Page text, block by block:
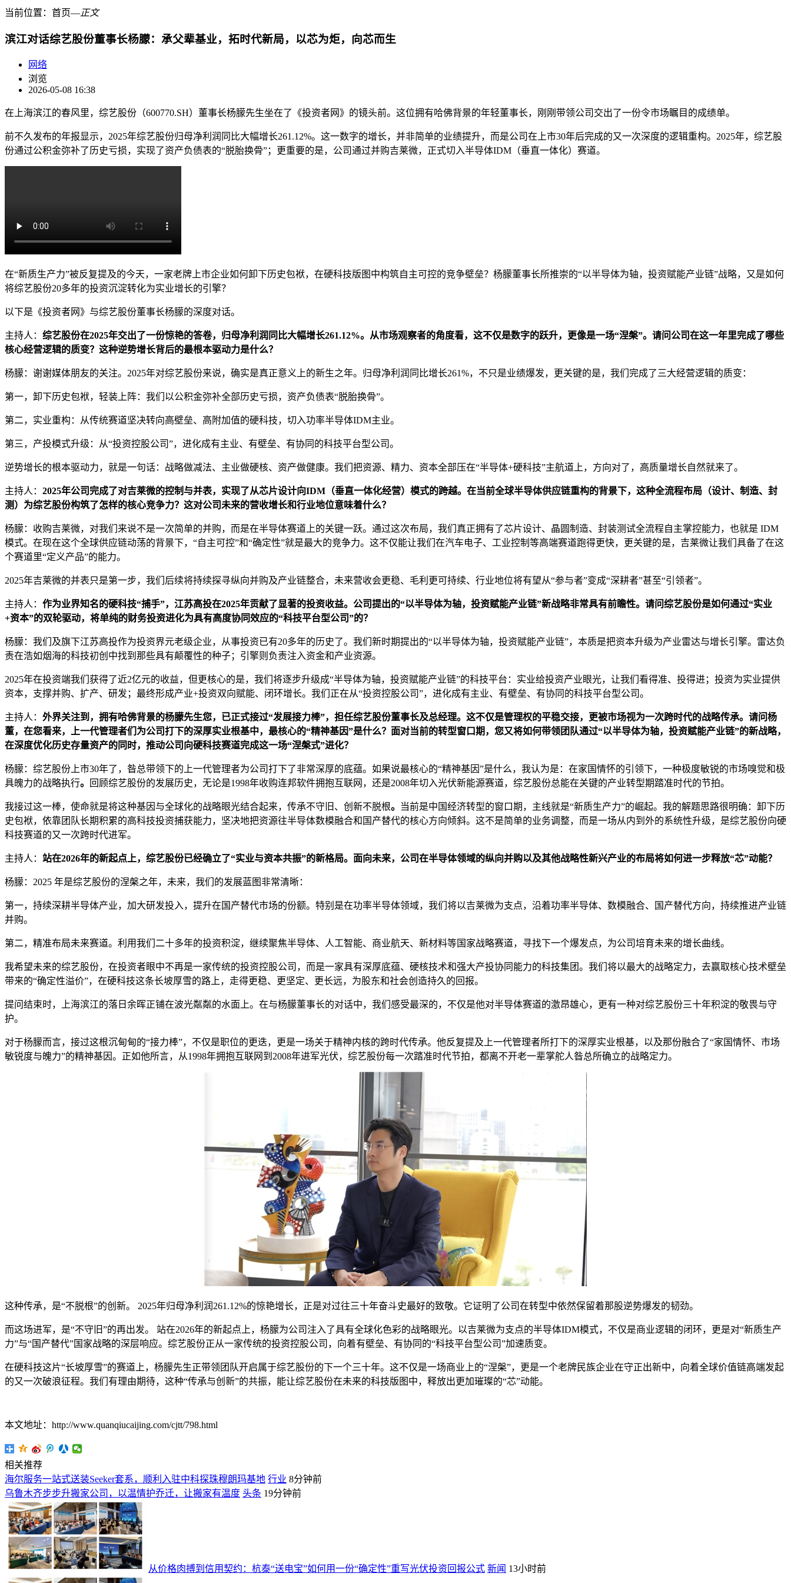
当前位置： 首页―正文
滨江对话综艺股份董事长杨朦：承父辈基业，拓时代新局，以芯为炬，向芯而生
网络
浏览
2026-05-08 16:38
在上海滨江的春风里，综艺股份（600770.SH）董事长杨朦先生坐在了《投资者网》的镜头前。这位拥有哈佛背景的年轻董事长，刚刚带领公司交出了一份令市场瞩目的成绩单。
前不久发布的年报显示，2025年综艺股份归母净利润同比大幅增长261.12%。这一数字的增长，并非简单的业绩提升，而是公司在上市30年后完成的又一次深度的逻辑重构。2025年，综艺股
份通过公积金弥补了历史亏损，实现了资产负债表的“脱胎换骨”；更重要的是，公司通过并购吉莱微，正式切入半导体IDM（垂直一体化）赛道。
在“新质生产力”被反复提及的今天，一家老牌上市企业如何卸下历史包袱，在硬科技版图中构筑自主可控的竞争壁垒？杨朦董事长所推崇的“以半导体为轴，投资赋能产业链”战略，又是如何
将综艺股份20多年的投资沉淀转化为实业增长的引擎？
以下是《投资者网》与综艺股份董事长杨朦的深度对话。
主持人： 综艺股份在2025年交出了一份惊艳的答卷，归母净利润同比大幅增长261.12%。 从市场观察者的角度看，这不仅是数字的跃升，更像是一场“涅槃”。 请问公司在这一年里完成了哪些
核心经营逻辑的质变？这种逆势增长背后的最根本驱动力是什么？
杨朦：谢谢媒体朋友的关注。2025年对综艺股份来说，确实是真正意义上的新生之年。归母净利润同比增长261%，不只是业绩爆发，更关键的是，我们完成了三大经营逻辑的质变：
第一，卸下历史包袱，轻装上阵：我们以公积金弥补全部历史亏损，资产负债表“脱胎换骨”。
第二，实业重构：从传统赛道坚决转向高壁垒、高附加值的硬科技，切入功率半导体IDM主业。
第三，产投模式升级：从“投资控股公司”，进化成有主业、有壁垒、有协同的科技平台型公司。
逆势增长的根本驱动力，就是一句话：战略做减法、主业做硬核、资产做健康。我们把资源、精力、资本全部压在“半导体+硬科技”主航道上，方向对了，高质量增长自然就来了。
主持人： 2025年公司完成了对吉莱微的控制与并表，实现了从芯片设计向IDM（垂直一体化经营）模式的跨越。 在当前全球半导体供应链重构的背景下，这种全流程布局（设计、制造、封
测）为综艺股份构筑了怎样的核心竞争力？这对公司未来的营收增长和行业地位意味着什么？
杨朦：收购吉莱微，对我们来说不是一次简单的并购，而是在半导体赛道上的关键一跃。通过这次布局，我们真正拥有了芯片设计、晶圆制造、封装测试全流程自主掌控能力，也就是 IDM
模式。在现在这个全球供应链动荡的背景下，“自主可控”和“确定性”就是最大的竞争力。这不仅能让我们在汽车电子、工业控制等高端赛道跑得更快，更关键的是，吉莱微让我们具备了在这
个赛道里“定义产品”的能力。
2025年吉莱微的并表只是第一步，我们后续将持续探寻纵向并购及产业链整合，未来营收会更稳、毛利更可持续、行业地位将有望从“参与者”变成“深耕者”甚至“引领者”。
主持人： 作为业界知名的硬科技“捕手”，江苏高投在2025年贡献了显著的投资收益。 公司提出的“以半导体为轴，投资赋能产业链”新战略非常具有前瞻性。 请问综艺股份是如何通过“实业
+资本”的双轮驱动，将单纯的财务投资进化为具有高度协同效应的“科技平台型公司”的？
杨朦：我们及旗下江苏高投作为投资界元老级企业，从事投资已有20多年的历史了。我们新时期提出的“以半导体为轴，投资赋能产业链”，本质是把资本升级为产业雷达与增长引擎。雷达负
责在浩如烟海的科技初创中找到那些具有颠覆性的种子；引擎则负责注入资金和产业资源。
2025年在投资端我们获得了近2亿元的收益，但更核心的是，我们将逐步升级成“半导体为轴，投资赋能产业链”的科技平台：实业给投资产业眼光，让我们看得准、投得进；投资为实业提供
资本，支撑并购、扩产、研发；最终形成产业+投资双向赋能、闭环增长。我们正在从“投资控股公司”，进化成有主业、有壁垒、有协同的科技平台型公司。
主持人： 外界关注到，拥有哈佛背景的杨朦先生您，已正式接过“发展接力棒”，担任综艺股份董事长及总经理。这不仅是管理权的平稳交接，更被市场视为一次跨时代的战略传承。请问杨
董，在您看来，上一代管理者们为公司打下的深厚实业根基中，最核心的“精神基因”是什么？面对当前的转型窗口期，您又将如何带领团队通过“以半导体为轴，投资赋能产业链”的新战略，
在深度优化历史存量资产的同时，推动公司向硬科技赛道完成这一场“涅槃式”进化？
杨朦：综艺股份上市30年了，昝总带领下的上一代管理者为公司打下了非常深厚的底蕴。如果说最核心的“精神基因”是什么，我认为是：在家国情怀的引领下，一种极度敏锐的市场嗅觉和极
具魄力的战略执行。 回顾综艺股份的发展历史，无论是1998年收购连邦软件拥抱互联网，还是2008年切入光伏新能源赛道，综艺股份总能在关键的产业转型期踏准时代的节拍。
我接过这一棒，使命就是将这种基因与全球化的战略眼光结合起来，传承不守旧、创新不脱根。
当前是中国经济转型的窗口期，主线就是“新质生产力”的崛起。我的解题思路很明确：卸下历
史包袱，依靠团队长期积累的高科技投资捕获能力，坚决地把资源往半导体数模融合和国产替代的核心方向倾斜。这不是简单的业务调整，而是一场从内到外的系统性升级，是综艺股份向硬
科技赛道的又一次跨时代进军。
主持人： 站在2026年的新起点上，综艺股份已经确立了“实业与资本共振”的新格局。 面向未来，公司在半导体领域的纵向并购以及其他战略性新兴产业的布局将如何进一步释放“芯”动能？
杨朦：2025 年是综艺股份的涅槃之年，未来，我们的发展蓝图非常清晰：
第一，持续深耕半导体产业，加大研发投入，提升在国产替代市场的份额。特别是在功率半导体领域，我们将以吉莱微为支点，沿着功率半导体、数模融合、国产替代方向，持续推进产业链
并购。
第二，精准布局未来赛道。利用我们二十多年的投资积淀，继续聚焦半导体、人工智能、商业航天、新材料等国家战略赛道，寻找下一个爆发点，为公司培育未来的增长曲线。
我希望未来的综艺股份，在投资者眼中不再是一家传统的投资控股公司，而是一家具有深厚底蕴、硬核技术和强大产投协同能力的科技集团。我们将以最大的战略定力，去赢取核心技术壁垒
带来的“确定性溢价”，在硬科技这条长坡厚雪的路上，走得更稳、更坚定、更长远，为股东和社会创造持久的回报。
提问结束时，上海滨江的落日余晖正铺在波光粼粼的水面上。在与杨朦董事长的对话中，我们感受最深的，不仅是他对半导体赛道的激昂雄心，更有一种对综艺股份三十年积淀的敬畏与守
护。
对于杨朦而言，接过这根沉甸甸的“接力棒”，不仅是职位的更迭，更是一场关于精神内核的跨时代传承。他反复提及上一代管理者所打下的深厚实业根基，以及那份融合了“家国情怀、市场
敏锐度与魄力”的精神基因。正如他所言，从1998年拥抱互联网到2008年进军光伏，综艺股份每一次踏准时代节拍，都离不开老一辈掌舵人昝总所确立的战略定力。
这种传承，是“不脱根”的创新。 2025年归母净利润261.12%的惊艳增长，正是对过往三十年奋斗史最好的致敬。它证明了公司在转型中依然保留着那股逆势爆发的韧劲。
而这场进军，是“不守旧”的再出发。 站在2026年的新起点上，杨朦为公司注入了具有全球化色彩的战略眼光。以吉莱微为支点的半导体IDM模式，不仅是商业逻辑的闭环，更是对“新质生产
力”与“国产替代”国家战略的深层响应。综艺股份正从一家传统的投资控股公司，向着有壁垒、有协同的“科技平台型公司”加速质变。
在硬科技这片“长坡厚雪”的赛道上，杨朦先生正带领团队开启属于综艺股份的下一个三十年。这不仅是一场商业上的“涅槃”，更是一个老牌民族企业在守正出新中，向着全球价值链高端发起
的又一次破浪征程。我们有理由期待，这种“传承与创新”的共振，能让综艺股份在未来的科技版图中，释放出更加璀璨的“芯”动能。
本文地址：http://www.quanqiucaijing.com/cjtt/798.html
相关推荐
海尔服务一站式送装Seeker套系，顺利入驻中科探珠穆朗玛基地 行业 8分钟前
乌鲁木齐步步升搬家公司，以温情护乔迁，让搬家有温度 头条 19分钟前
从价格肉搏到信用契约：杭泰“送电宝”如何用一份“确定性”重写光伏投资回报公式 新闻 13小时前